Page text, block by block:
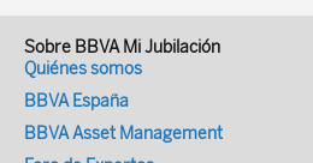
TOTAL 28.20% 10.50%
del salario bruto mensual
trabajadores autónomos,
migrantes (灵活就业人员,
rényuán) se les aplica un
edad). La edad de
religiosos y el clero está
años (se ha incrementado
años que se exigían
definitiva, el sistema
Seguridad Social (RETA).
del “Registro de entidades
incluida la mayoría de
a la vida religiosa en
comprende miembros de
Sobre BBVA Mi Jubilación
Quiénes somos
BBVA España
BBVA Asset Management